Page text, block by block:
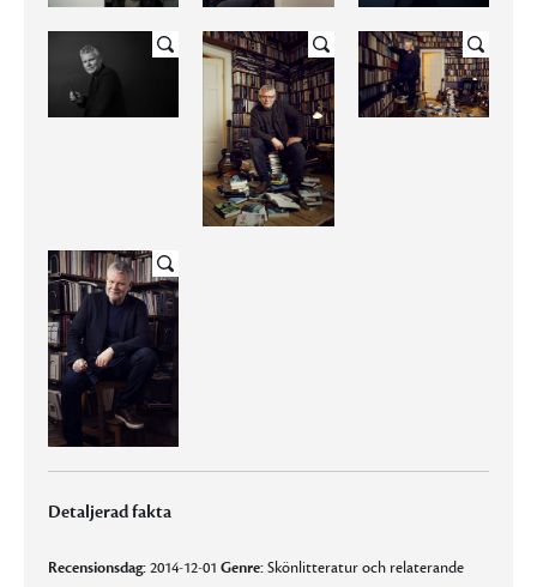
Detaljerad fakta
Recensionsdag:2014-12-01 Genre:Skönlitteratur och relaterande